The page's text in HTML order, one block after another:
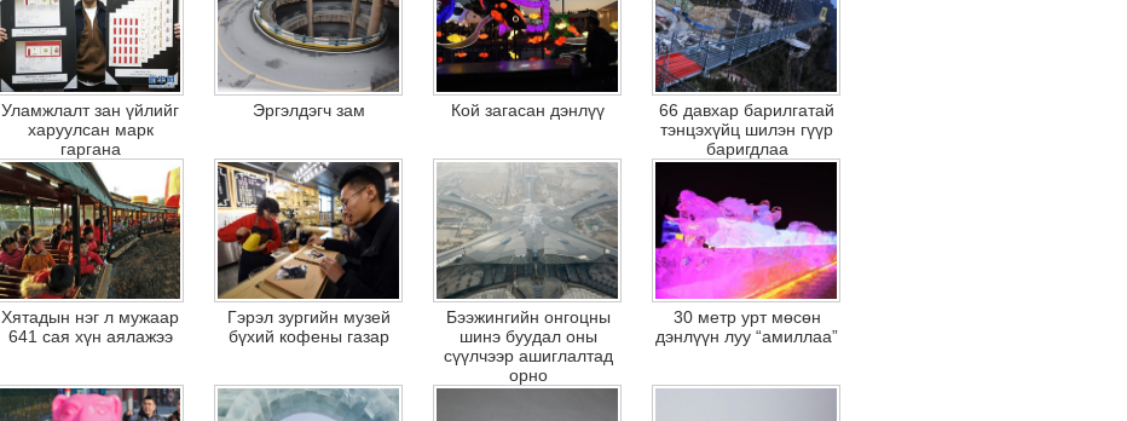
Уламжлалт зан үйлийг
харуулсан марк
гаргана
Эргэлдэгч зам Кой загасан дэнлүү
66 давхар барилгатай
тэнцэхүйц шилэн гүүр
баригдлаа
Хятадын нэг л мужаар
641 сая хүн аялажээ
Гэрэл зургийн музей
бүхий кофены газар
Бээжингийн онгоцны
шинэ буудал оны
сүүлчээр ашиглалтад
орно
30 метр урт мөсөн
дэнлүүн луу “амиллаа”